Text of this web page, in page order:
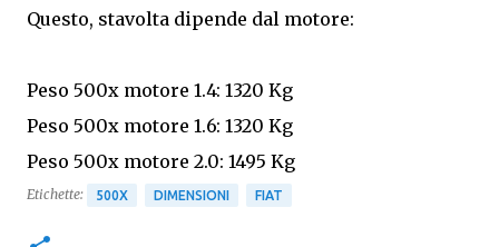
Questo, stavolta dipende dal motore:
Peso 500x motore 1.4: 1320 Kg
Peso 500x motore 1.6: 1320 Kg
Peso 500x motore 2.0: 1495 Kg
Etichette: 500X DIMENSIONI FIAT